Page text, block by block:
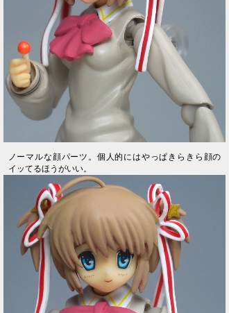
ノーマルな顔パーツ。個人的にはやっぱきらきら顔の
イッてるほうがいい。